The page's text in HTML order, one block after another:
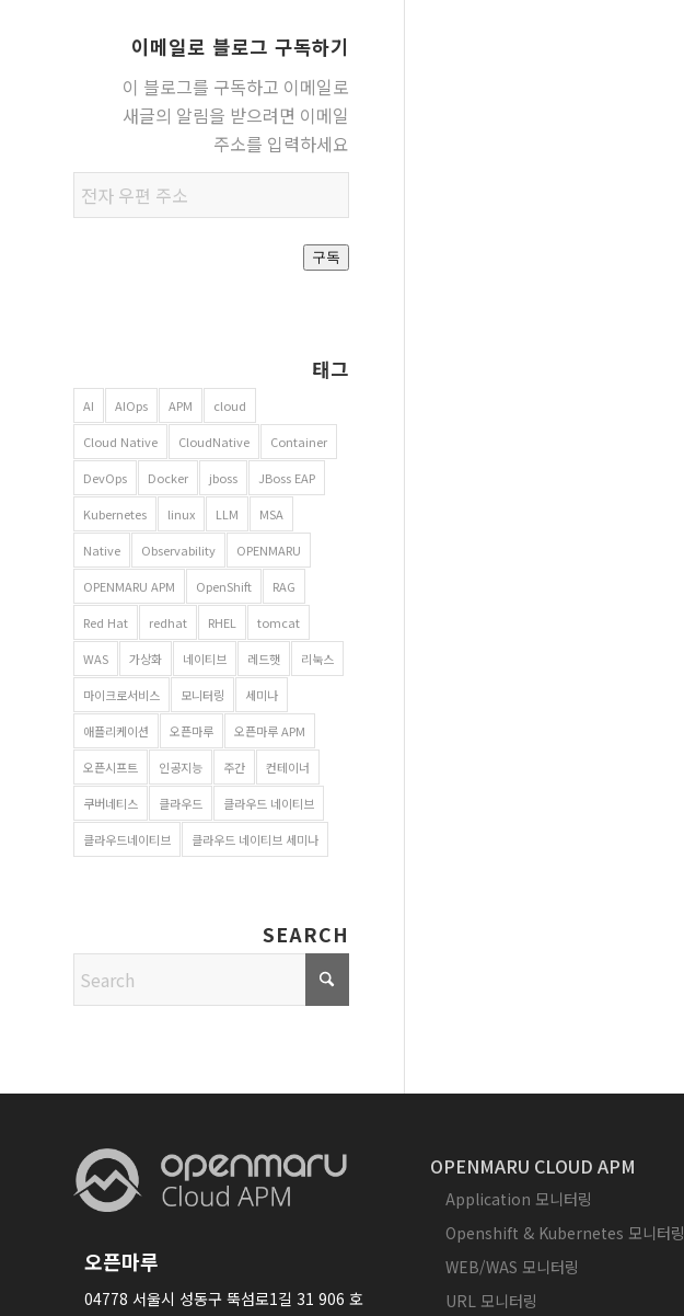
이메일로 블로그 구독하기
이 블로그를 구독하고 이메일로
새글의 알림을 받으려면 이메일
주소를 입력하세요
우편
주소
구독
태그
AI AIOps APM cloud
Cloud Native CloudNative Container
DevOps Docker jboss JBoss EAP
Kubernetes linux LLM MSA
Native Observability OPENMARU
OPENMARU APM OpenShift RAG
Red Hat redhat RHEL tomcat
WAS 가상화 네이티브 레드햇 리눅스
마이크로서비스 모니터링 세미나
애플리케이션 오픈마루 오픈마루 APM
오픈시프트 인공지능 주간 컨테이너
쿠버네티스 클라우드 클라우드 네이티브
클라우드네이티브 클라우드 네이티브 세미나
SEARCH
오픈마루
04778 서울시 성동구 뚝섬로1길 31 906 호
OPENMARU CLOUD APM
Application 모니터링
Openshift & Kubernetes 모니터링
WEB/WAS 모니터링
URL 모니터링